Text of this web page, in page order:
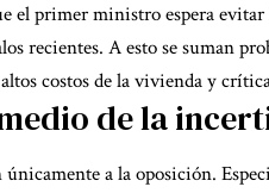
el primer ministro espera
recientes. A esto se suman
costos de la vivienda y
de la
a la oposición.